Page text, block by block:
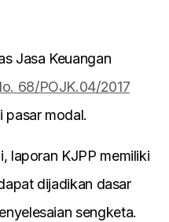
Jasa Keuangan
68/POJK.04/2017
pasar modal.
laporan KJPP memiliki
dijadikan dasar
sengketa.